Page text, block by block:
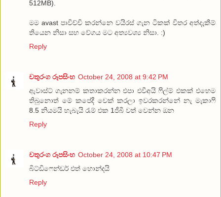
512MB).
මම avast පාවිච්චි කරන්නෙ වයිරස් ගැන ටිකක් විතර අත්දැකීම්
තියෙන නිසා සහ වේගය මට අත්‍යවශ්‍ය නිසා. :)
Reply
චතුරංග රූපසිංහ October 24, 2008 at 9:42 PM
ඇවාස්ට් ගැනනම් කතාකරන්න එපා එවීඅයි ෆිල්ම් එකක් එහෙම
තිබුනොත් මේ කපේදී චෙක් කරලා ඉවරකරන්නේ නැ මැකාෆි
8.5 නියමයි හැබැයි රැම් එක 1ජීබී වත් වෙන්න ඔන
Reply
චතුරංග රූපසිංහ October 24, 2008 at 10:47 PM
බිට්ඩි‍ෆෙන්ඩර් එත් හොන්දයි
Reply